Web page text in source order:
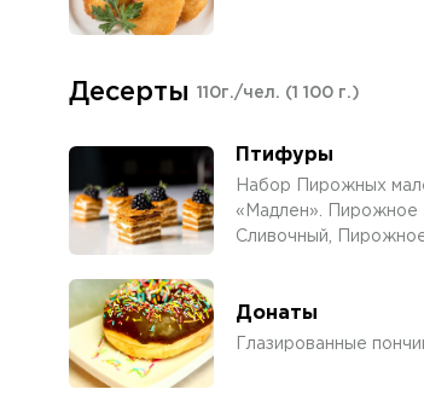
Десерты 110г./чел. (1 100 г.)
Птифуры
Набор Пирожных
«Мадлен».
Сливочный,
Донаты
Глазированные